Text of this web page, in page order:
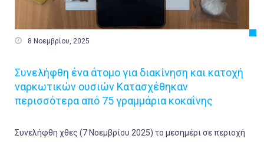
 8 Νοεμβρίου, 2025
Συνελήφθη ένα άτομο για διακίνηση και κατοχή
ναρκωτικών ουσιών Κατασχέθηκαν
περισσότερα από 75 γραμμάρια κοκαΐνης
Συνελήφθη χθες (7 Νοεμβρίου 2025) το μεσημέρι σε περιοχή